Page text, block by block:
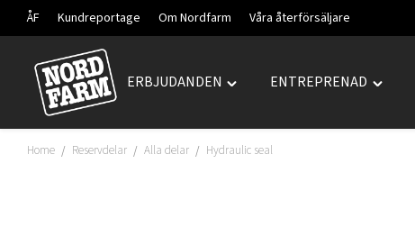
ÅF Kundreportage Om Nordfarm Våra återförsäljare
Hoppa
innehåll
ERBJUDANDEN
Toggle
menu
ENTREPRENAD
Toggle
Home / Reservdelar / Alla delar / Hydraulic seal